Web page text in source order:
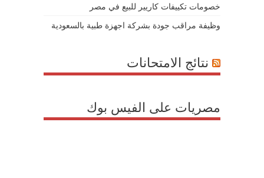
خصومات تكييفات كاريير للبيع في مصر
وظيفة مراقب جودة بشركة اجهزة طبية بالسعودية
نتائج الامتحانات
مصريات على الفيس بوك